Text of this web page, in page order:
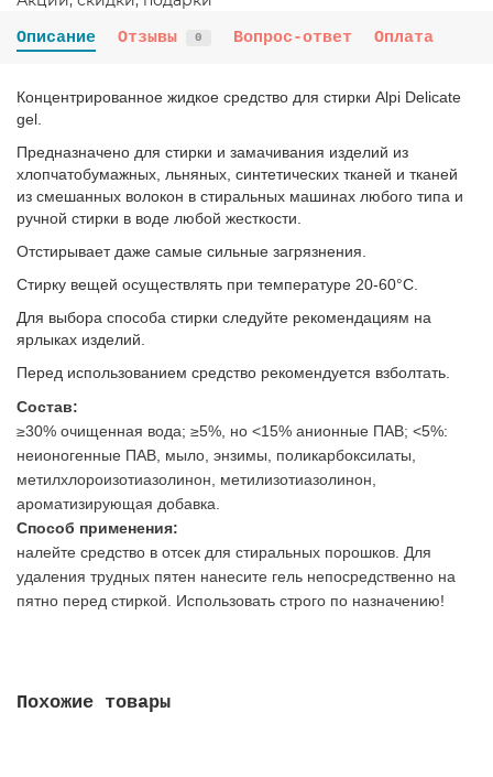
Описание
Отзывы 0 Вопрос-ответ Оплата
Концентрированное жидкое средство для стирки Alpi Delicate
gel.
Предназначено для стирки и замачивания изделий из
хлопчатобумажных, льняных, синтетических тканей и тканей
из смешанных волокон в стиральных машинах любого типа и
ручной стирки в воде любой жесткости.
Отстирывает даже самые сильные загрязнения.
Стирку вещей осуществлять при температуре 20-60°С.
Для выбора способа стирки следуйте рекомендациям на
ярлыках изделий.
Перед использованием средство рекомендуется взболтать.
Состав:
≥30% очищенная вода; ≥5%, но <15% анионные ПАВ; <5%:
неионогенные ПАВ, мыло, энзимы, поликарбоксилаты,
метилхлороизотиазолинон, метилизотиазолинон,
ароматизирующая добавка.
Способ применения:
налейте средство в отсек для стиральных порошков. Для
удаления трудных пятен нанесите гель непосредственно на
пятно перед стиркой. Использовать строго по назначению!
Похожие товары